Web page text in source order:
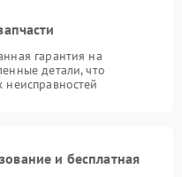
гарантия на
детали, что
и бесплатная